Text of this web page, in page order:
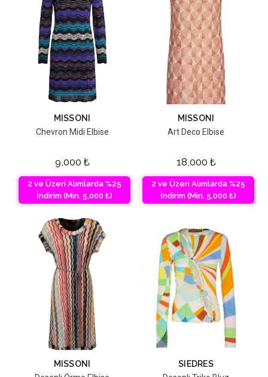
MISSONI
Chevron Midi Elbise
9,000 ₺
2 ve Üzeri Alımlarda %25
İndirim (Min. 5,000 ₺)
MISSONI
Art Deco Elbise
18,000 ₺
2 ve Üzeri Alımlarda %25
İndirim (Min. 5,000 ₺)
MISSONI
SIEDRES